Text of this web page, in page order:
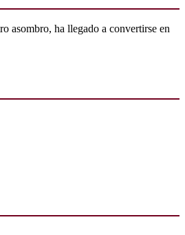
asombro, ha llegado a convertirse en